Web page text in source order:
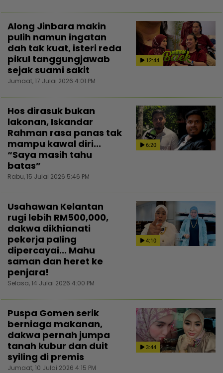
12:44
Along Jinbara makin
pulih namun ingatan
dah tak kuat, isteri reda
pikul tanggungjawab
sejak suami sakit
Jumaat, 17 Julai 2026 4:01 PM
6:20
Hos dirasuk bukan
lakonan, Iskandar
Rahman rasa panas tak
mampu kawal diri...
“Saya masih tahu
batas”
Rabu, 15 Julai 2026 5:46 PM
4:10
Usahawan Kelantan
rugi lebih RM500,000,
dakwa dikhianati
pekerja paling
dipercayai... Mahu
saman dan heret ke
penjara!
Selasa, 14 Julai 2026 4:00 PM
3:44
Puspa Gomen serik
berniaga makanan,
dakwa pernah jumpa
tanah kubur dan duit
syiling di premis
Jumaat, 10 Julai 2026 4:15 PM